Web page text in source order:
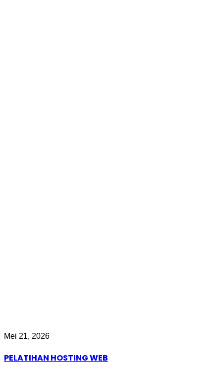
Mei 21, 2026
PELATIHAN HOSTING WEB